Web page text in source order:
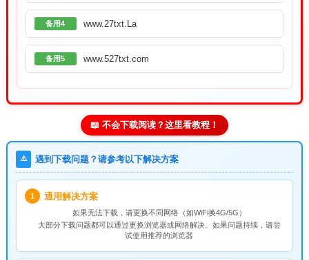
备用4 www.27txt.La
备用5 www.527txt.com
📖 不会下载阅读？这里看教程！
⚠️ 遇到下载问题？请参考以下解决方案
1 通用解决方案
如果无法下载，请更换不同网络（如WiFi换4G/5G）
大部分下载问题都可以通过更换浏览器或网络解决。如果问题持续，请尝
试使用推荐的浏览器